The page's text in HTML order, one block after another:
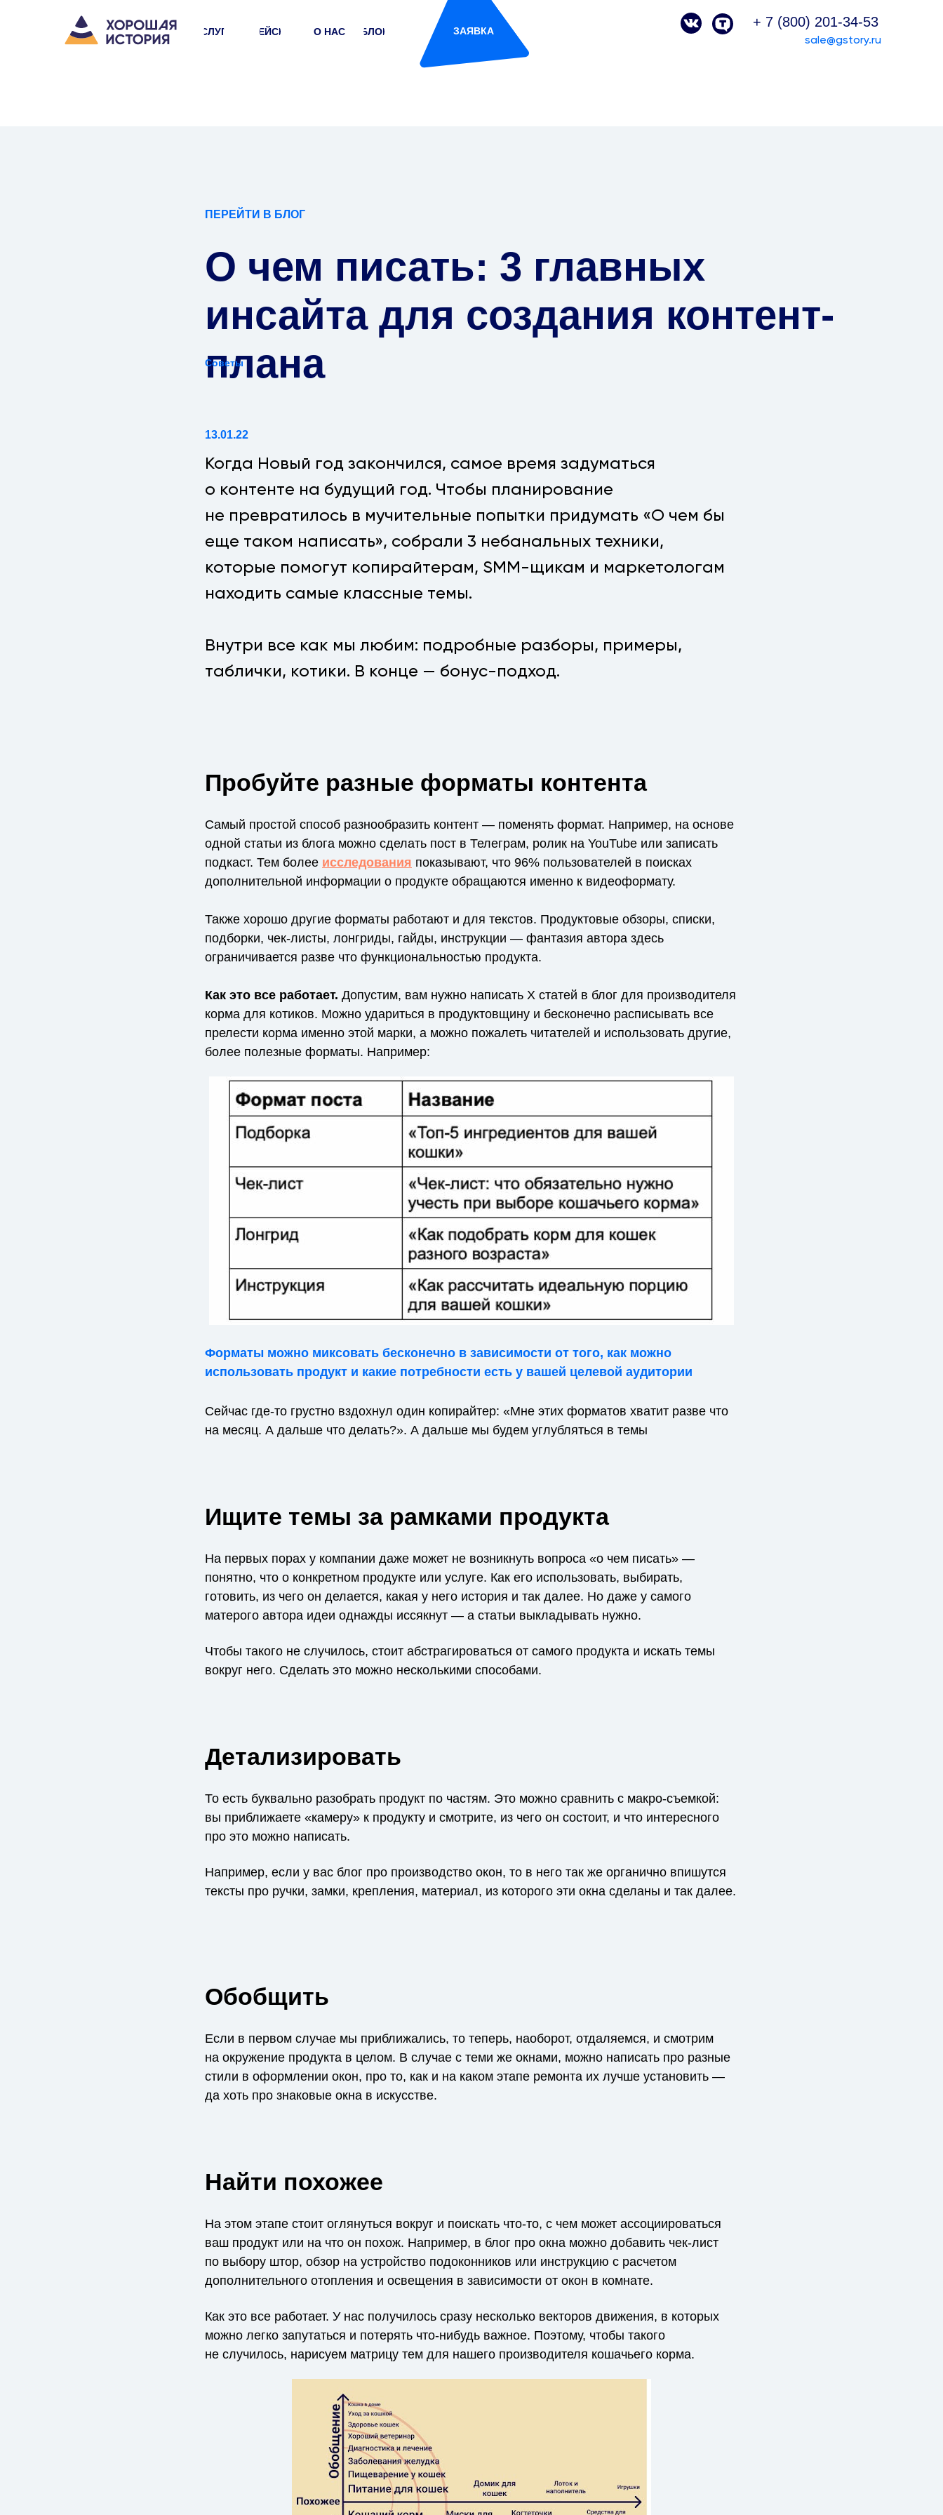
ЗАЯВКА
+ 7 (800) 201-34-53
sale@gstory.ru
О НАС
УСЛУГИ КЕЙСЫ БЛОГ
О чем писать: 3 главных
инсайта для создания контент-
плана
Советы
ПЕРЕЙТИ В БЛОГ
13.01.22
Когда Новый год закончился, самое время задуматься
о контенте на будущий год. Чтобы планирование
не превратилось в мучительные попытки придумать «О чем бы
еще таком написать», собрали 3 небанальных техники,
которые помогут копирайтерам, SMM-щикам и маркетологам
находить самые классные темы.
Внутри все как мы любим: подробные разборы, примеры,
таблички, котики. В конце — бонус-подход.
Пробуйте разные форматы контента
Самый простой способ разнообразить контент — поменять формат. Например, на основе
одной статьи из блога можно сделать пост в Телеграм, ролик на YouTube или записать
подкаст. Тем более исследования показывают, что 96% пользователей в поисках
дополнительной информации о продукте обращаются именно к видеоформату.
Также хорошо другие форматы работают и для текстов. Продуктовые обзоры, списки,
подборки, чек-листы, лонгриды, гайды, инструкции — фантазия автора здесь
ограничивается разве что функциональностью продукта.
Как это все работает. Допустим, вам нужно написать Х статей в блог для производителя
корма для котиков. Можно удариться в продуктовщину и бесконечно расписывать все
прелести корма именно этой марки, а можно пожалеть читателей и использовать другие,
более полезные форматы. Например:
Форматы можно миксовать бесконечно в зависимости от того, как можно
использовать продукт и какие потребности есть у вашей целевой аудитории
Сейчас где-то грустно вздохнул один копирайтер: «Мне этих форматов хватит разве что
на месяц. А дальше что делать?». А дальше мы будем углубляться в темы
Ищите темы за рамками продукта
На первых порах у компании даже может не возникнуть вопроса «о чем писать» —
понятно, что о конкретном продукте или услуге. Как его использовать, выбирать,
готовить, из чего он делается, какая у него история и так далее. Но даже у самого
матерого автора идеи однажды иссякнут — а статьи выкладывать нужно.
Чтобы такого не случилось, стоит абстрагироваться от самого продукта и искать темы
вокруг него. Сделать это можно несколькими способами.
Детализировать
То есть буквально разобрать продукт по частям. Это можно сравнить с макро-съемкой:
вы приближаете «камеру» к продукту и смотрите, из чего он состоит, и что интересного
про это можно написать.
Например, если у вас блог про производство окон, то в него так же органично впишутся
тексты про ручки, замки, крепления, материал, из которого эти окна сделаны и так далее.
Обобщить
Если в первом случае мы приближались, то теперь, наоборот, отдаляемся, и смотрим
на окружение продукта в целом. В случае с теми же окнами, можно написать про разные
стили в оформлении окон, про то, как и на каком этапе ремонта их лучше установить —
да хоть про знаковые окна в искусстве.
Найти похожее
На этом этапе стоит оглянуться вокруг и поискать что-то, с чем может ассоциироваться
ваш продукт или на что он похож. Например, в блог про окна можно добавить чек-лист
по выбору штор, обзор на устройство подоконников или инструкцию с расчетом
дополнительного отопления и освещения в зависимости от окон в комнате.
Как это все работает. У нас получилось сразу несколько векторов движения, в которых
можно легко запутаться и потерять что-нибудь важное. Поэтому, чтобы такого
не случилось, нарисуем матрицу тем для нашего производителя кошачьего корма.